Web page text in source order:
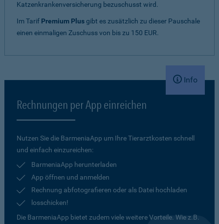
Katzenkrankenversicherung bezuschusst wird.
Im Tarif Premium Plusgibt es zusätzlich zu dieser Pauschale
einen einmaligen Zuschuss von bis zu 150 EUR.
Info
Rechnungen per App einreichen
Nutzen Sie die BarmeniaApp um Ihre Tierarztkosten schnell
und einfach einzureichen:
BarmeniaApp herunterladen
App öffnen und anmelden
Rechnung abfotografieren oder als Datei hochladen
losschicken!
Die BarmeniaApp bietet zudem viele weitere Vorteile. Wie z.B.